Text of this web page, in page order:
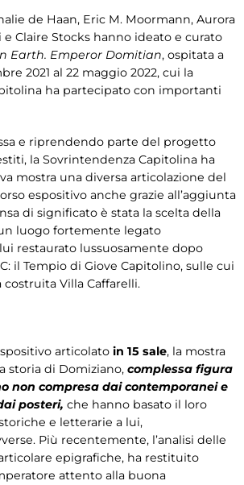
de Haan, Eric M. Moormann, Aurora
Claire Stocks hanno ideato e curato
Earth. Emperor Domitian, ospitata a
2021 al 22 maggio 2022, cui la
ha partecipato con importanti
e riprendendo parte del progetto
la Sovrintendenza Capitolina ha
mostra una diversa articolazione del
espositivo anche grazie all’aggiunta
di significato è stata la scelta della
luogo fortemente legato
restaurato lussuosamente dopo
il Tempio di Giove Capitolino, sulle cui
Villa Caffarelli.
articolato in 15 sale, la mostra
storia di Domiziano, complessa figura
non compresa dai contemporanei e
posteri, che hanno basato il loro
e letterarie a lui,
Più recentemente, l’analisi delle
epigrafiche, ha restituito
attento alla buona